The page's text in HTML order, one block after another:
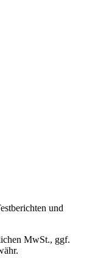
und
MwSt., ggf.